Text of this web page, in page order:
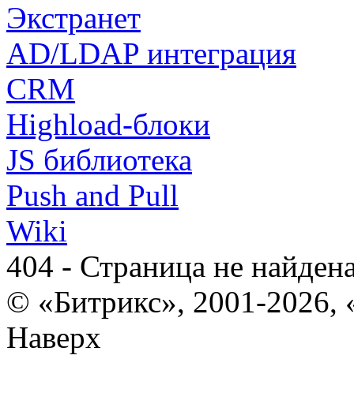
Экстранет
AD/LDAP интеграция
CRM
Highload-блоки
JS библиотека
Push and Pull
Wiki
404 - Страница не
© «Битрикс», 2001-2026,
Наверх